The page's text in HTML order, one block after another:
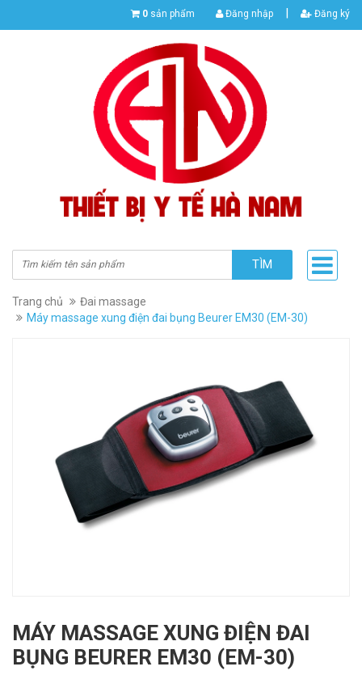
0 sản phẩm Đăng nhập | Đăng ký
TÌM
Trang chủ
Đai massage
Máy massage xung điện đai bụng Beurer EM30 (EM-30)
MÁY MASSAGE XUNG ĐIỆN ĐAI
BỤNG BEURER EM30 (EM-30)